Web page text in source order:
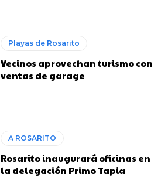
Playas de Rosarito
Vecinos aprovechan turismo con
ventas de garage
A ROSARITO
Rosarito inaugurará oficinas en
la delegación Primo Tapia